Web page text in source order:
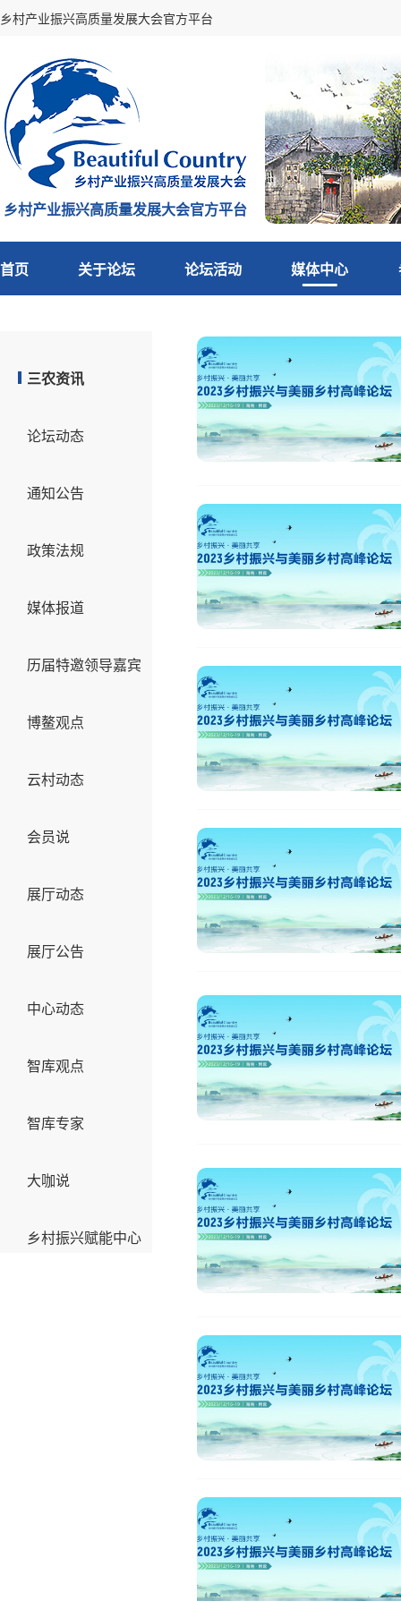
乡村产业振兴高质量发展大会官方平台
乡村产业振兴高质量发展大会官方平台
首页 关于论坛 论坛活动 媒体中心
三农资讯
论坛动态
通知公告
政策法规
媒体报道
历届特邀领导嘉宾
博鳌观点
云村动态
会员说
展厅动态
展厅公告
中心动态
智库观点
智库专家
大咖说
乡村振兴赋能中心